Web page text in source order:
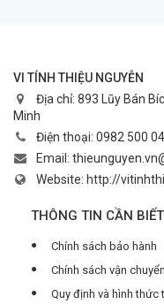
VI TÍNH THIỆU NGUYỄN
Địa chỉ: 893 Lũy Bán
Minh
Điện thoại: 0982 500
Email:
Website: http://
THÔNG TIN CẦN BIẾT
Chính sách bảo hành
Chính sách vận chuyển
Quy định và hình thức